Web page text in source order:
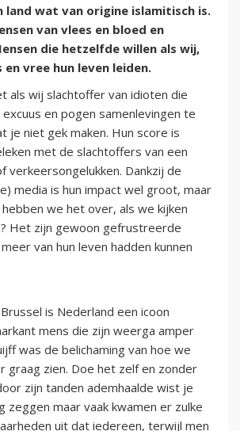
land wat van origine islamitisch is.
van vlees en bloed en
die hetzelfde willen als wij,
en vree hun leven leiden.
als wij slachtoffer van idioten die
en pogen samenlevingen te
je niet gek maken. Hun score is
met de slachtoffers van een
verkeersongelukken. Dankzij de
media is hun impact wel groot, maar
we het over, als we kijken
Het zijn gewoon gefrustreerde
van hun leven hadden kunnen
is Nederland een icoon
mens die zijn weerga amper
was de belichaming van hoe we
graag zien. Doe het zelf en zonder
zijn tanden ademhaalde wist je
zeggen maar vaak kwamen er zulke
uit dat iedereen, terwijl men